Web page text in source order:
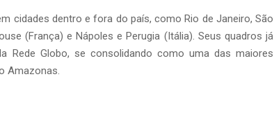
cidades dentro e fora do país, como Rio de Janeiro, São
(França) e Nápoles e Perugia (Itália). Seus quadros já
Rede Globo, se consolidando como uma das maiores
Amazonas.